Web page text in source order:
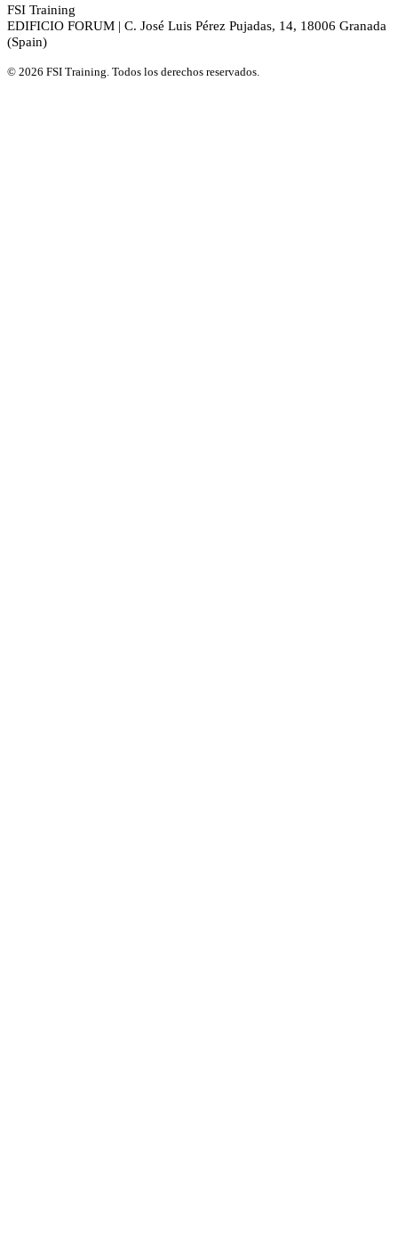
FSI Training
EDIFICIO FORUM | C. José Luis Pérez Pujadas, 14, 18006 Granada
(Spain)
© 2026 FSI Training. Todos los derechos reservados.